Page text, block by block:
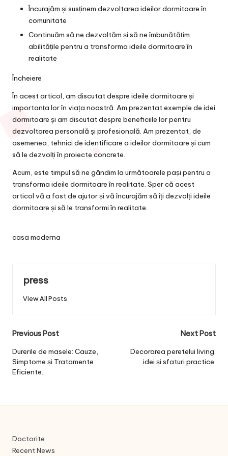
Încurajăm și susținem dezvoltarea ideilor dormitoare în
comunitate
Continuăm să ne dezvoltăm și să ne îmbunătățim
abilitățile pentru a transforma ideile dormitoare în
realitate
Încheiere
În acest articol, am discutat despre ideile dormitoare și
importanța lor în viața noastră. Am prezentat exemple de idei
dormitoare și am discutat despre beneficiile lor pentru
dezvoltarea personală și profesională. Am prezentat, de
asemenea, tehnici de identificare a ideilor dormitoare și cum
să le dezvolți în proiecte concrete.
Acum, este timpul să ne gândim la următoarele pași pentru a
transforma ideile dormitoare în realitate. Sper că acest
articol vă a fost de ajutor și vă încurajăm să îți dezvolți ideile
dormitoare și să le transformi în realitate.
casa moderna
press
View All Posts
Post
navigation
Previous Post
Durerile de masele: Cauze,
Simptome și Tratamente
Eficiente.
Next Post
Decorarea peretelui living:
idei și sfaturi practice.
Doctorite
Recent News